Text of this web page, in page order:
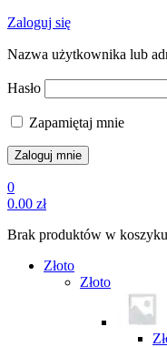
Zaloguj się
Nazwa użytkownika lub
Hasło
Zapamiętaj mnie
0
0.00 zł
Brak produktów w
Złoto
Złoto